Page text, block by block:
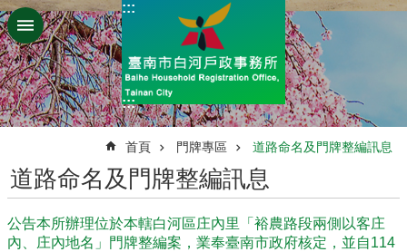
跳到主要內容區塊
:::
:::
首頁 門牌專區 道路命名及門牌整編訊息
道路命名及門牌整編訊息
公告本所辦理位於本轄白河區庄內里「裕農路段兩側以客庄
內、庄內地名」門牌整編案，業奉臺南市政府核定，並自114